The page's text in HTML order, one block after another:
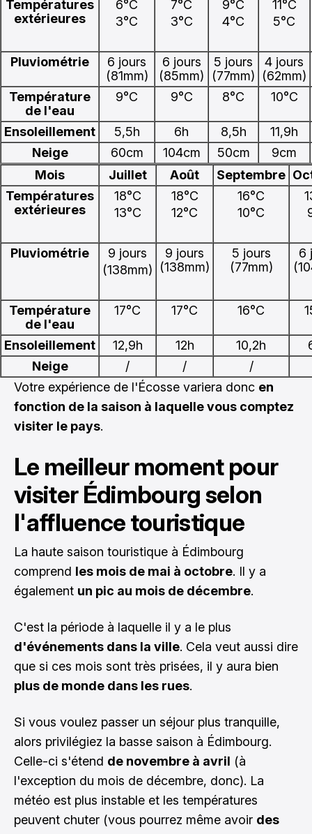
Températures
extérieures
6°C
3°C
7°C
3°C
9°C
4°C
11°C
5°C
Pluviométrie
6 jours
(81mm)
6 jours
(85mm)
5 jours
(77mm)
4 jours
(62mm)
Température
de l'eau
9°C 9°C 8°C 10°C
Ensoleillement 5,5h 6h 8,5h
11,9h
Neige
60cm 104cm 50cm
9cm
Mois
Juillet Août Septembre
Températures
extérieures
18°C
13°C
18°C
12°C
16°C
10°C
Pluviométrie
9 jours
(138mm)
9 jours
(138mm)
5 jours
(77mm)
6
Température
de l'eau
17°C 17°C 16°C
Ensoleillement 12,9h 12h 10,2h
Neige
/ /
/
Votre expérience de l'Écosse variera donc en
fonction de la saison à laquelle vous comptez
visiter le pays.
Le meilleur moment pour
visiter Édimbourg selon
l'affluence touristique
La haute saison touristique à Édimbourg
comprend les mois de mai à octobre. Il y a
également un pic au mois de décembre.
C'est la période à laquelle il y a le plus
d'événements dans la ville. Cela veut aussi dire
que si ces mois sont très prisées, il y aura bien
plus de monde dans les rues.
Si vous voulez passer un séjour plus tranquille,
alors privilégiez la basse saison à Édimbourg.
Celle-ci s'étend de novembre à avril (à
l'exception du mois de décembre, donc). La
météo est plus instable et les températures
peuvent chuter (vous pourrez même avoir des